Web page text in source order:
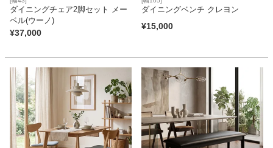
ダイニングチェア2脚セット メー
ベル(ウーノ)
¥37,000
ダイニングベンチ クレヨン
¥15,000